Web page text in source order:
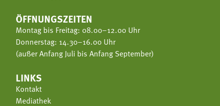
ÖFFNUNGSZEITEN
Montag bis Freitag: 08.00–12.00 Uhr
Donnerstag: 14.30–16.00 Uhr
(außer Anfang Juli bis Anfang September)
LINKS
Kontakt
Mediathek